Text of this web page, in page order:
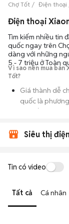
Chợ Tốt Điện thoại
Tìm kiếm nhiều tin
quốc ngay trên
dàng với những
5 - 7 triệu ở Toàn
Vì sao nên mua bán
Tốt?
Giá thành dễ
quốc là
bị chất lượng
Đa dạng
trực tiếp cầm
bảo máy hoạt
Siêu thị
Tin có video
Tất cả Cá nhân